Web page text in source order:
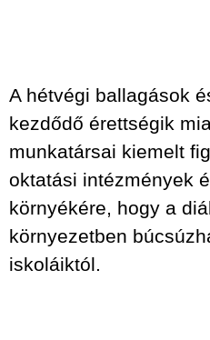
A hétvégi ballagások
kezdődő érettségik
munkatársai kiemelt
oktatási intézmények
környékére, hogy a
környezetben
iskoláiktól.